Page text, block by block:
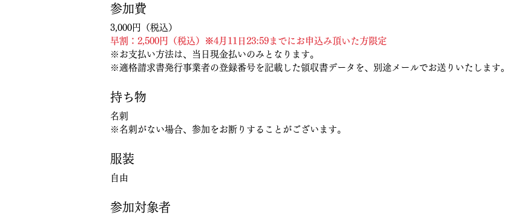
参加費
3,000円（税込）
早割：2,500円（税込）※4月11日23:59までにお申込み頂いた方限定
※お支払い方法は、当日現金払いのみとなります。
※適格請求書発行事業者の登録番号を記載した領収書データを、別途メールでお送りいたします。
持ち物
名刺
※名刺がない場合、参加をお断りすることがございます。
服装
自由
参加対象者